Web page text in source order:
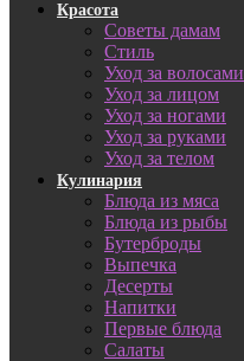
Красота
Советы дамам
Стиль
Уход за волосами
Уход за лицом
Уход за ногами
Уход за руками
Уход за телом
Кулинария
Блюда из мяса
Блюда из рыбы
Бутерброды
Выпечка
Десерты
Напитки
Первые блюда
Салаты